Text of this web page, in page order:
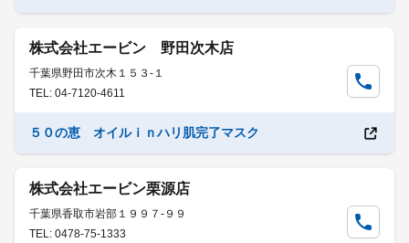
株式会社エービン 野田次木店
千葉県野田市次木１５３-１
TEL: 04-7120-4611
５０の恵 オイルｉｎハリ肌完了マスク
株式会社エービン栗源店
千葉県香取市岩部１９９７-９９
TEL: 0478-75-1333